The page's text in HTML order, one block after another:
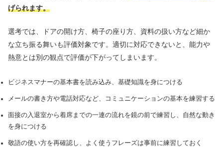
げられます。
選考では、ドアの開け方、椅子の座り方、資料の扱い方など細か
な立ち振る舞いも評価対象です。適切に対応できないと、能力や
熱意とは別の観点で評価が下がってしまいます。
ビジネスマナーの基本書を読み込み、基礎知識を身につける
メールの書き方や電話対応など、コミュニケーションの基本を練習する
面接の入退室から着席までの一連の流れを鏡の前で練習し、自然な動き
を身につける
敬語の使い方を再確認し、よく使うフレーズは事前に練習しておく